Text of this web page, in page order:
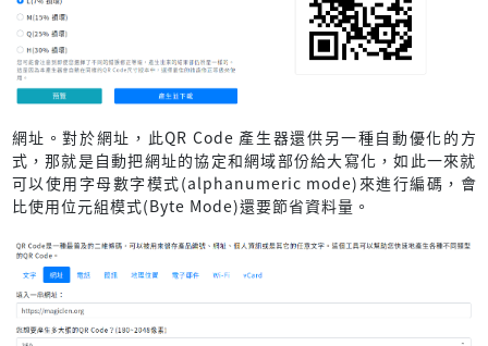
網址。對於網址，此QR Code 產生器還供另一種自動優化的方
式，那就是自動把網址的協定和網域部份給大寫化，如此一來就
可以使用字母數字模式(alphanumeric mode)來進行編碼，會
比使用位元組模式(Byte Mode)還要節省資料量。